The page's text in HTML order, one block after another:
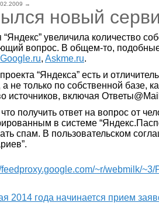
→
новый
увеличила количество
вопрос. В общем-то,
, Askme.ru.
“Яндекса” есть и
а не только по собственной базе,
источников, включая
получить ответ на вопрос от
в системе
спам. В пользовательском
feedproxy.google.com/~r/webmilk/~3/
2014 года начинается прием